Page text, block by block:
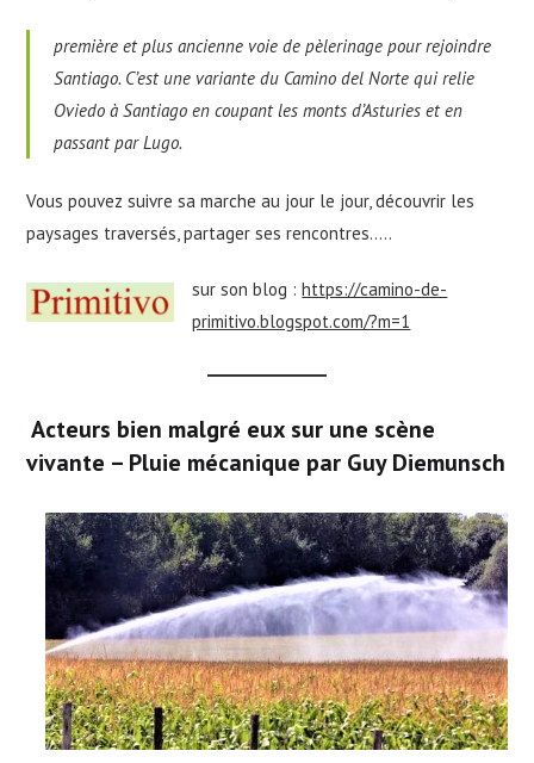
première et plus ancienne voie de pèlerinage pour rejoindre
Santiago. C’est une variante du Camino del Norte qui relie
Oviedo à Santiago en coupant les monts d’Asturies et en
passant par Lugo.
Vous pouvez suivre sa marche au jour le jour, découvrir les
paysages traversés, partager ses rencontres…..
sur son blog :https://camino-de-
primitivo.blogspot.com/?m=1
Acteurs bien malgré eux sur une scène
vivante – Pluie mécanique par Guy Diemunsch